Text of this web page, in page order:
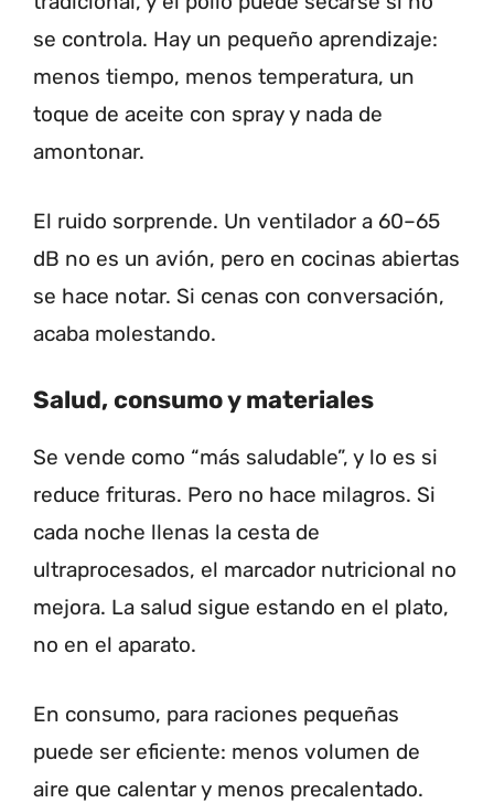
se controla. Hay un pequeño aprendizaje:
menos tiempo, menos temperatura, un
toque de aceite con spray y nada de
amontonar.
El ruido sorprende. Un ventilador a 60–65
dB no es un avión, pero en cocinas abiertas
se hace notar. Si cenas con conversación,
acaba molestando.
Salud, consumo y materiales
Se vende como “más saludable”, y lo es si
reduce frituras. Pero no hace milagros. Si
cada noche llenas la cesta de
ultraprocesados, el marcador nutricional no
mejora. La salud sigue estando en el plato,
no en el aparato.
En consumo, para raciones pequeñas
puede ser eficiente: menos volumen de
aire que calentar y menos precalentado.